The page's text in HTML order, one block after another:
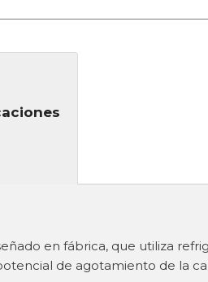
en fábrica, que utiliza
de agotamiento de la